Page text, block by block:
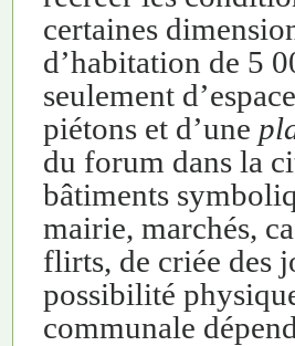
certaines
d’habitation de 5
seulement
piétons et d’une
du forum dans la
bâtiments
mairie, marchés,
flirts, de criée des
possibilité
communale